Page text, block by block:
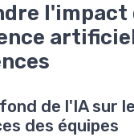
l'impact
de l'IA sur
des équipes